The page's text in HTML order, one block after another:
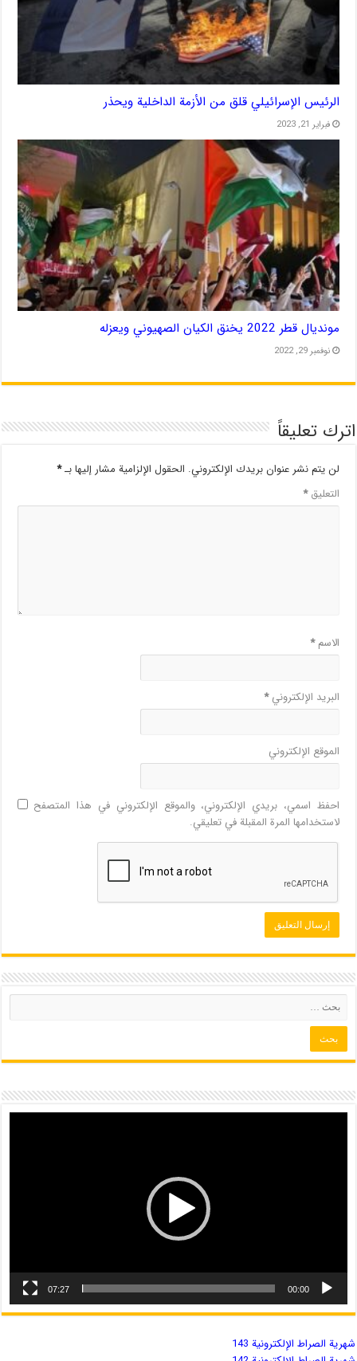
الرئيس الإسرائيلي قلق من الأزمة الداخلية ويحذر
فبراير 21, 2023
مونديال قطر 2022 يخنق الكيان الصهيوني ويعزله
نوفمبر 29, 2022
اترك تعليقاً
لن يتم نشر عنوان بريدك الإلكتروني. الحقول الإلزامية مشار إليها بـ*
التعليق*
الاسم*
البريد الإلكتروني*
الموقع الإلكتروني
احفظ اسمي، بريدي الإلكتروني، والموقع الإلكتروني في هذا المتصفح
لاستخدامها المرة المقبلة في تعليقي.
00:00
07:27
شهریة الصراط الإلكترونية 143